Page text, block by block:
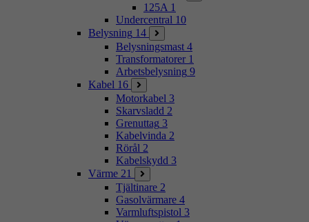
125A 1
Undercentral 10
Belysning 14
Belysningsmast 4
Transformatorer 1
Arbetsbelysning 9
Kabel 16
Motorkabel 3
Skarvsladd 2
Grenuttag 3
Kabelvinda 2
Rörål 2
Kabelskydd 3
Värme 21
Tjältinare 2
Gasolvärmare 4
Varmluftspistol 3